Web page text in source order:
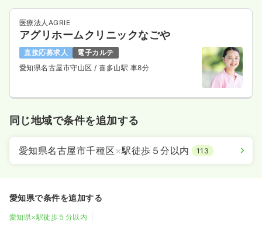
医療法人AGRIE
アグリホームクリニックなごや
直接応募求人
電子カルテ
愛知県名古屋市守山区/ 喜多山駅 車8分
同じ地域で条件を追加する
愛知県名古屋市千種区 ×駅徒歩５分以内 113
愛知県で条件を追加する
愛知県×駅徒歩５分以内